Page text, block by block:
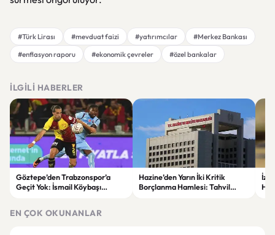
#Türk Lirası #mevduat faizi #yatırımcılar
#Merkez Bankası
#enflasyon raporu
#ekonomik çevreler #özel bankalar
İLGILI HABERLER
Göztepe’den Trabzonspor’a
Geçit Yok: İsmail Köybaşı
Hazine’den Yarın İki Kritik
Borçlanma Hamlesi: Tahvil
EN ÇOK OKUNANLAR